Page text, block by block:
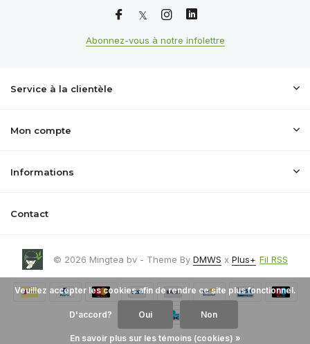
Abonnez-vous à notre infolettre
Service à la clientèle
Mon compte
Informations
Contact
© 2026 Mingtea bv - Theme By DMWS x Plus+ Fil RSS
Veuillez accepter les cookies afin de rendre ce site plus fonctionnel.
D'accord? Oui Non
En savoir plus sur les témoins (cookies) »